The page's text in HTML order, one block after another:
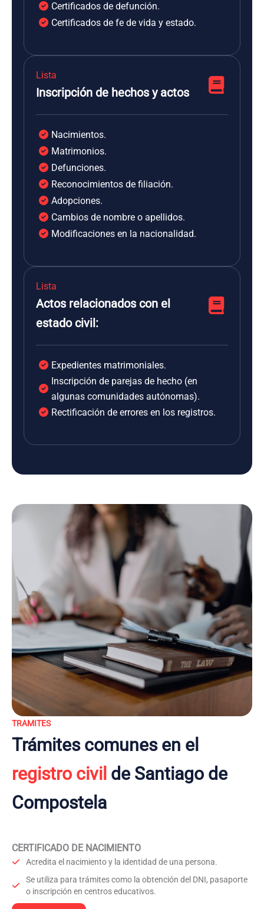
Certificados de defunción.
Certificados de fe de vida y estado.
Lista
Inscripción de hechos y actos
Nacimientos.
Matrimonios.
Defunciones.
Reconocimientos de filiación.
Adopciones.
Cambios de nombre o apellidos.
Modificaciones en la nacionalidad.
Lista
Actos relacionados con el
estado civil:
Expedientes matrimoniales.
Inscripción de parejas de hecho (en
algunas comunidades autónomas).
Rectificación de errores en los registros.
TRAMITES
Trámites comunes en el
registro civil de Santiago de
Compostela
CERTIFICADO DE NACIMIENTO
Acredita el nacimiento y la identidad de una persona.
Se utiliza para trámites como la obtención del DNI, pasaporte
o inscripción en centros educativos.